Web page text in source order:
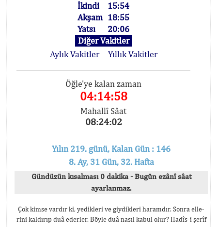
İkindi
15:54
Akşam 18:55
Yatsı
20:06
Diğer Vakitler
Aylık Vakitler
Yıllık Vakitler
Öğle'ye kalan zaman
04:14:58
Mahallî Sâat
08:24:02
Yılın 219. günü, Kalan Gün : 146
8. Ay, 31 Gün, 32. Hafta
Gündüzün kısalması 0 dakika - Bugün ezânî sâat
ayarlanmaz.
Çok kimse vardır ki, yedikleri ve giydikleri haramdır. Sonra elle-
rini kaldırıp duâ ederler. Böyle duâ nasıl kabul olur? Hadîs-i şerîf